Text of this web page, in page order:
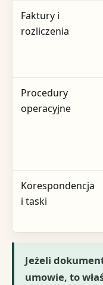
Faktury i
rozliczenia
Procedury
operacyjne
Korespondencja
i taski
Jeżeli
umowie, to